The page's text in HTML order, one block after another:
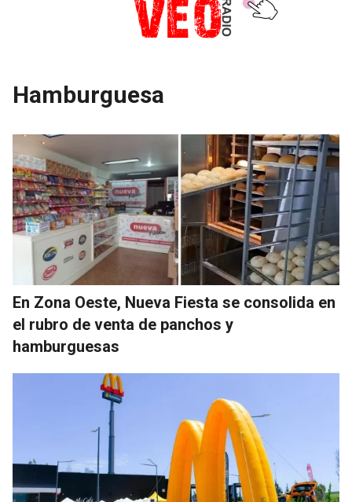
Hamburguesa
En Zona Oeste, Nueva Fiesta se consolida en
el rubro de venta de panchos y
hamburguesas